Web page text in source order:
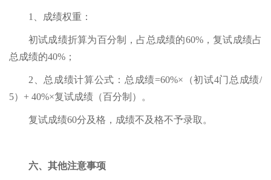
1、成绩权重：
初试成绩折算为百分制，占总成绩的60%，复试成绩占
总成绩的40%；
2、总成绩计算公式：总成绩=60%×（初试4门总成绩/
5）+ 40%×复试成绩（百分制）。
复试成绩60分及格，成绩不及格不予录取。
六、其他注意事项